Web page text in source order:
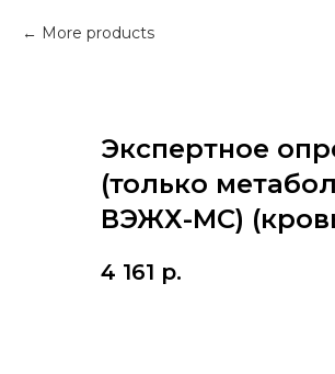
More products
Экспертное
(только
ВЭЖХ-МС)
4 161 р.